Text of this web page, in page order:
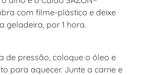
com filme-plástico e deixe
geladeira, por 1 hora.
de pressão, coloque o óleo e
para aquecer. Junte a carne e